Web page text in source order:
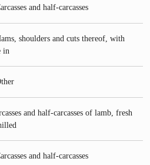
and half-carcasses
shoulders and cuts thereof, with
in
and half-carcasses of lamb, fresh
and half-carcasses